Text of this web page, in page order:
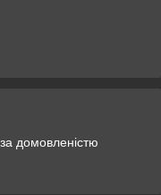
домовленістю